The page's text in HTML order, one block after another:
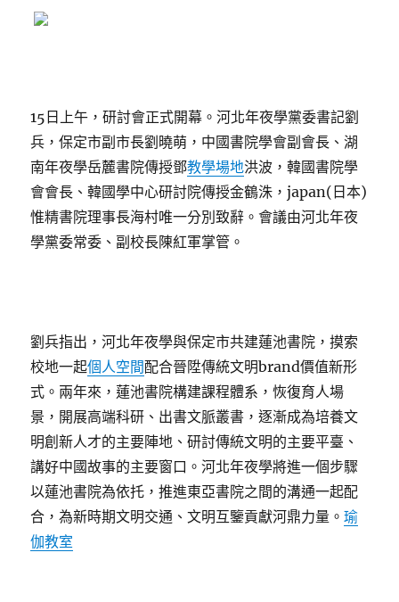
15日上午，研討會正式開幕。河北年夜學黨委書記劉
兵，保定市副市長劉曉萌，中國書院學會副會長、湖
南年夜學岳麓書院傳授鄧教學場地洪波，韓國書院學
會會長、韓國學中心研討院傳授金鶴洙，japan(日本)
惟精書院理事長海村唯一分別致辭。會議由河北年夜
學黨委常委、副校長陳紅軍掌管。
劉兵指出，河北年夜學與保定市共建蓮池書院，摸索
校地一起個人空間配合晉陞傳統文明brand價值新形
式。兩年來，蓮池書院構建課程體系，恢復育人場
景，開展高端科研、出書文脈叢書，逐漸成為培養文
明創新人才的主要陣地、研討傳統文明的主要平臺、
講好中國故事的主要窗口。河北年夜學將進一個步驟
以蓮池書院為依托，推進東亞書院之間的溝通一起配
合，為新時期文明交通、文明互鑒貢獻河鼎力量。瑜
伽教室